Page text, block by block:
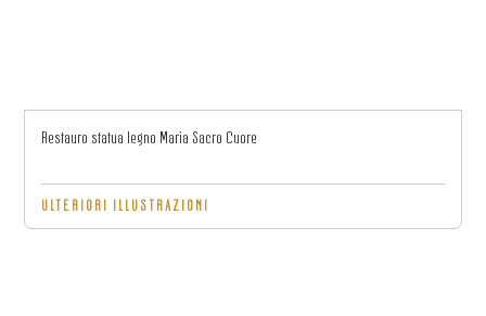
Restauro statua legno Maria Sacro Cuore
ULTERIORI ILLUSTRAZIONI